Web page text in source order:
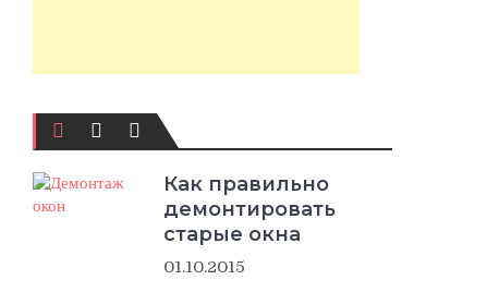
Как правильно
демонтировать
старые окна
01.10.2015